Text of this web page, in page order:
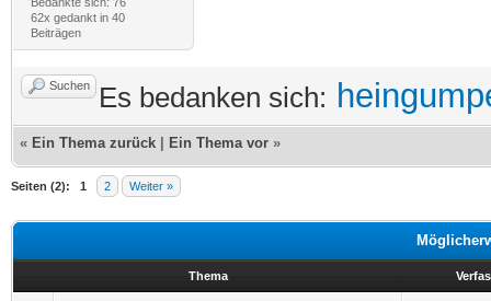
62x gedankt in 40
Beiträgen
Suchen Es bedanken sich:
« Ein Thema zurück Ein Thema vor »
Seiten (2): 1 2 Weiter »
Thema